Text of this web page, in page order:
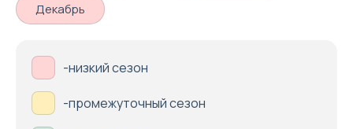
Декабрь
-низкий сезон
-промежуточный сезон